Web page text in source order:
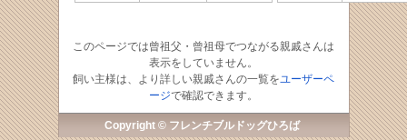
このページでは曾祖父・曾祖母でつながる親戚さんは
表示をしていません。
飼い主様は、より詳しい親戚さんの一覧をユーザーペ
ージで確認できます。
Copyright © フレンチブルドッグひろば